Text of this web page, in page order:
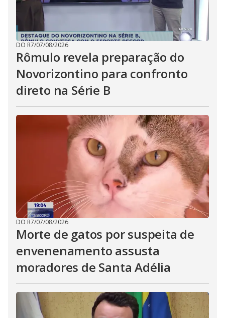
DO R7/07/08/2026
Rômulo revela preparação do
Novorizontino para confronto
direto na Série B
DO R7/07/08/2026
Morte de gatos por suspeita de
envenenamento assusta
moradores de Santa Adélia